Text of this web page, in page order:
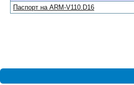
Паспорт на ARM-V110.D16